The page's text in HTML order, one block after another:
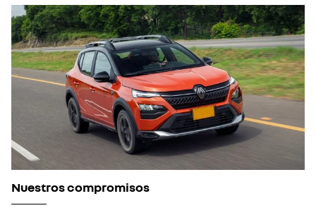
Nuestros compromisos